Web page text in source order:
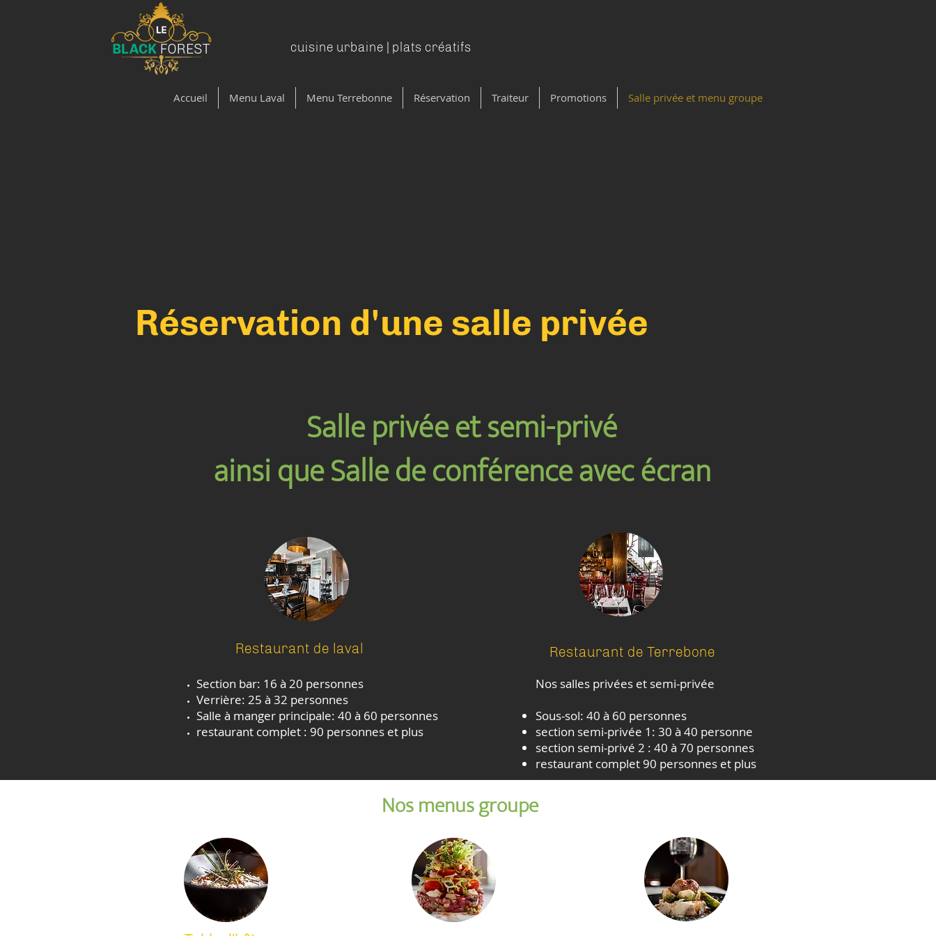
cuisine urbaine | plats créatifs
Accueil Menu Laval Menu Terrebonne Réservation Traiteur Promotions Salle privée et menu groupe
Réservation d'une salle privée
Salle privée et semi-privé
ainsi que Salle de conférence avec écran
Restaurant de laval
Section bar: 16 à 20 personnes
Verrière: 25 à 32 personnes
Salle à manger principale: 40 à 60 personnes
restaurant complet : 90 personnes et plus
Restaurant de Terrebone
Nos salles privées et semi-privée
Sous-sol: 40 à 60 personnes
section semi-privée 1: 30 à 40 personne
section semi-privé 2 : 40 à 70 personnes
restaurant complet 90 personnes et plus
Nos menus groupe